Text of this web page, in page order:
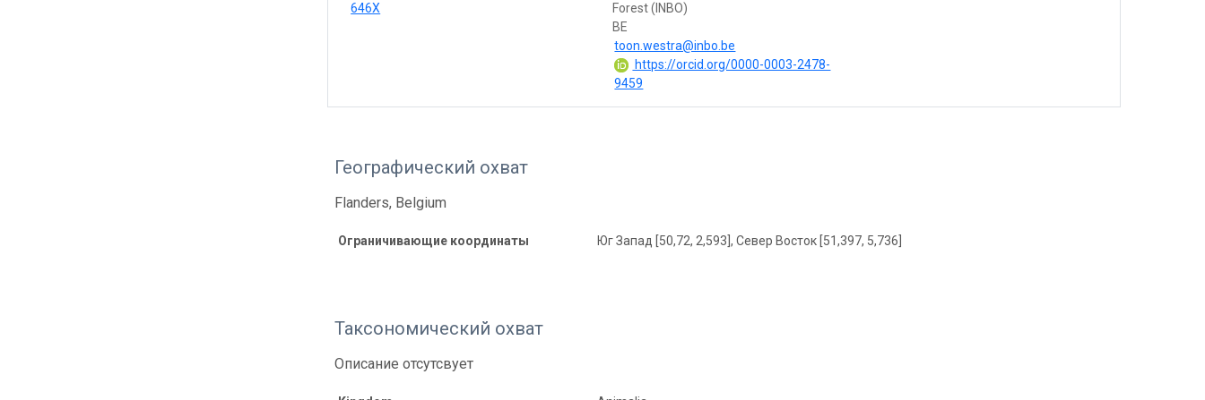
646X
Forest (INBO)
BE
toon.westra@inbo.be
https://orcid.org/0000-0003-2478-
9459
Географический охват
Flanders, Belgium
Ограничивающие координаты Юг Запад [50,72, 2,593], Север Восток [51,397, 5,736]
Таксономический охват
Описание отсутсвует